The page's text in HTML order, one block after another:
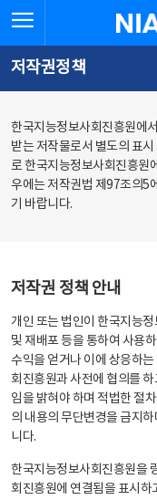
문
로
가
체
뉴
바
가
한국지
저작권정책
한국지능정보사회진흥원에
받는 저작물로서 별도의 표
로 한국지능정보사회진흥원
우에는 저작권법 제97조의5
기 바랍니다.
저작권 정책 안내
개인 또는 법인이 한국지능
및 재배포 등을 통하여 사용
수익을 얻거나 이에 상응하
회진흥원과 사전에 협의를
임을 밝혀야 하며 적법한 절
의 내용의 무단변경을 금지
니다.
한국지능정보사회진흥원을
회진흥원에 연결됨을 표시